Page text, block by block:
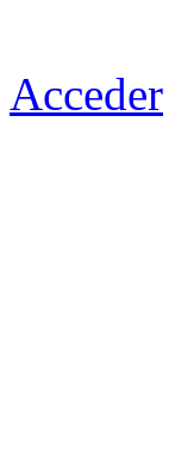
Acceder